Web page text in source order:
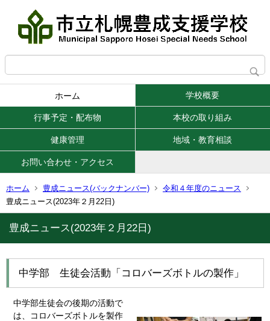
ホーム 学校概要
行事予定・配布物 本校の取り組み
健康管理 地域・教育相談
お問い合わせ・アクセス
ホーム 豊成ニュース(バックナンバー)
令和４年度のニュース
豊成ニュース(2023年２月22日)
豊成ニュース(2023年２月22日)
中学部 生徒会活動「コロバーズボトルの製作」
中学部生徒会の後期の活動で
は、コロバーズボトルを製作